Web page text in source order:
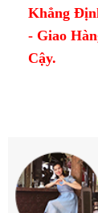
Khẳng
- Giao
Cậy.